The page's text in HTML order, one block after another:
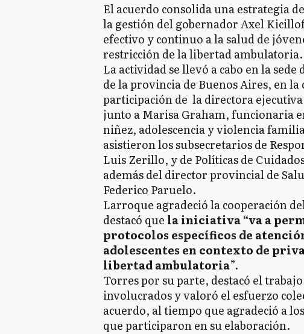
El acuerdo consolida una estrategia
la gestión del gobernador Axel
efectivo y continuo a la salud de
restricción de la libertad ambulatoria.
La actividad se llevó a cabo en la
de la provincia de Buenos Aires, en la
participación de la directora ejecutiva
junto a Marisa Graham, funcionaria
niñez, adolescencia y violencia
asistieron los subsecretarios de
Luis Zerillo, y de Políticas de
además del director provincial de
Federico Paruelo.
Larroque agradeció la cooperación
destacó que la iniciativa “va a
protocolos específicos de
adolescentes en contexto de
libertad ambulatoria”.
Torres por su parte, destacó el
involucrados y valoró el esfuerzo
acuerdo, al tiempo que agradeció a
que participaron en su elaboración.